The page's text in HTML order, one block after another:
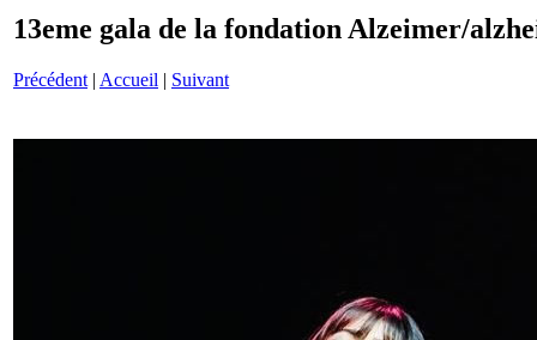
13eme gala de la fondation Alzeimer/
Précédent | Accueil | Suivant